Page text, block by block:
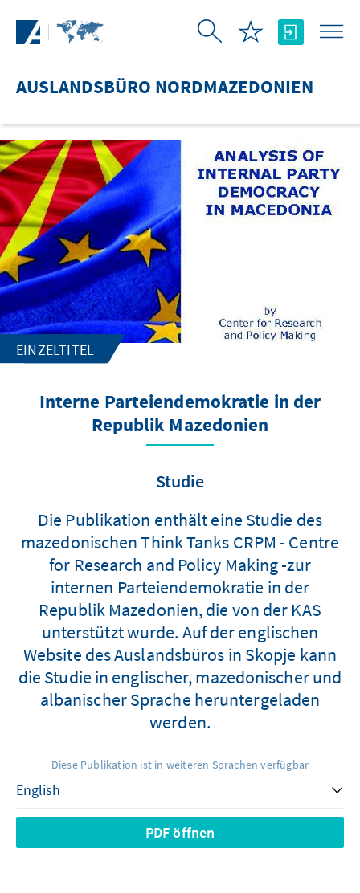
AUSLANDSBÜRO NORDMAZEDONIEN
EINZELTITEL
Interne Parteiendemokratie in der
Republik Mazedonien
Studie
Die Publikation enthält eine Studie des
mazedonischen Think Tanks CRPM - Centre
for Research and Policy Making -zur
internen Parteiendemokratie in der
Republik Mazedonien, die von der KAS
unterstützt wurde. Auf der englischen
Website des Auslandsbüros in Skopje kann
die Studie in englischer, mazedonischer und
albanischer Sprache heruntergeladen
werden.
Diese Publikation ist in weiteren Sprachen verfügbar
PDF öffnen